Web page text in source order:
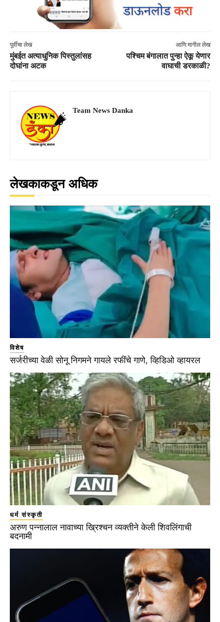
पूर्वीचा लेख
मुंबईत अत्याधुनिक पिस्तुलांसह
दोघांना अटक
आणि मागील लेख
पश्चिम बंगालात पुन्हा ऐकू येणार
वाघाची डरकाळी?
Team News Danka
लेखकाकडून अधिक
विशेष
सर्जरीच्या वेळी सोनू निगमने गायले रफींचे गाणे, व्हिडिओ व्हायरल
धर्म संस्कृती
अरुण पन्नालाल नावाच्या ख्रिश्चन व्यक्तीने केली शिवलिंगाची
बदनामी